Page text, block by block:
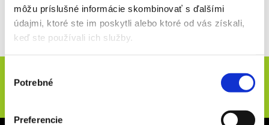
môžu príslušné informácie skombinovať s ďalšími
údajmi, ktoré ste im poskytli alebo ktoré od vás získali,
keď ste používali ich služby.
súhlasu
Potrebné
Preferencie
Viac info
ODOSLAŤ